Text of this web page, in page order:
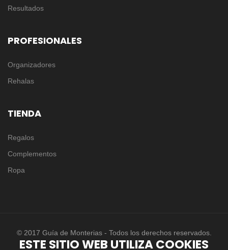
Resultados
PROFESIONALES
Organizadores
Rehalas
TIENDA
Regalos
Complementos
Ropa
© 2017 Guía de Monterias - Todos los derechos reservados.
ESTE SITIO WEB UTILIZA COOKIES